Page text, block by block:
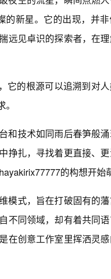
新星。它的出现，并非
远见卓识的探索者，在
它的根源可以追溯到对
和技术如同雨后春笋般
扎，寻找着更直接、更
的构想开始
模式，旨在打破固有的
不同领域，却有着共同
在创意工作室里挥洒灵